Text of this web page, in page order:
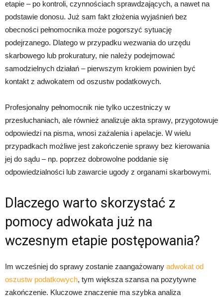
etapie – po kontroli, czynnościach sprawdzających, a nawet na
podstawie donosu. Już sam fakt złożenia wyjaśnień bez
obecności pełnomocnika może pogorszyć sytuację
podejrzanego. Dlatego w przypadku wezwania do urzędu
skarbowego lub prokuratury, nie należy podejmować
samodzielnych działań – pierwszym krokiem powinien być
kontakt z adwokatem od oszustw podatkowych.
Profesjonalny pełnomocnik nie tylko uczestniczy w
przesłuchaniach, ale również analizuje akta sprawy, przygotowuje
odpowiedzi na pisma, wnosi zażalenia i apelacje. W wielu
przypadkach możliwe jest zakończenie sprawy bez kierowania
jej do sądu – np. poprzez dobrowolne poddanie się
odpowiedzialności lub zawarcie ugody z organami skarbowymi.
Dlaczego warto skorzystać z
pomocy adwokata już na
wczesnym etapie postępowania?
Im wcześniej do sprawy zostanie zaangażowany adwokat od
oszustw podatkowych, tym większa szansa na pozytywne
zakończenie. Kluczowe znaczenie ma szybka analiza